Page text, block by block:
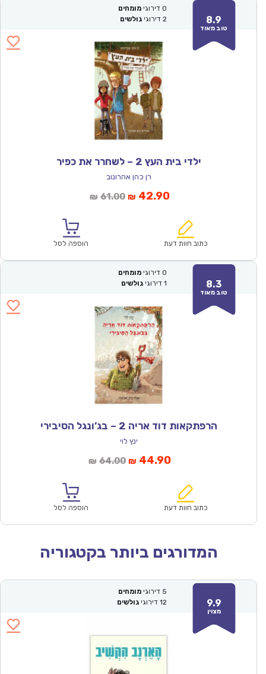
8.9
טוב מאוד
0 דירוגי מומחים
2 דירוגי גולשים
ילדי בית העץ 2 – לשחרר את כפיר
רן כהן אהרונוב
₪ 61.00המחיר
₪61.00.
₪ 42.90המחיר
הוא:
כתוב חוות דעת הוספה לסל
8.3
טוב מאוד
0 דירוגי מומחים
1 דירוגי גולשים
הרפתקאות דוד אריה 2 – בג’ונגל הסיבירי
ינץ לוי
₪ 64.00המחיר
₪64.00.
₪ 44.90המחיר
הוא:
כתוב חוות דעת הוספה לסל
המדורגים ביותר בקטגוריה
9.9
מצוין
5 דירוגי מומחים
12 דירוגי גולשים